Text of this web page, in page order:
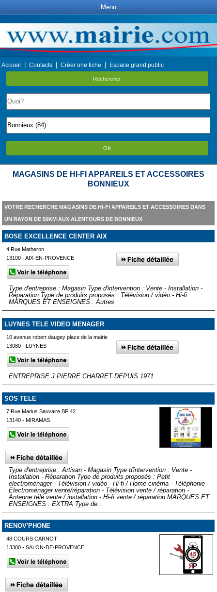
Menu
Accueil Contacts Créer une fiche Espace grand public
Rechercher
OK
MAGASINS DE HI-FI APPAREILS ET ACCESSOIRES
BONNIEUX
VOTRE RECHERCHE MAGASINS DE HI-FI APPAREILS ET ACCESSOIRES DANS
UN RAYON DE 50KM AUX ALENTOURS DE BONNIEUX
BOSE EXCELLENCE CENTER AIX
4 Rue Matheron
13100 - AIX-EN-PROVENCE
Type d'entreprise : Magasin Type d'intervention : Vente - Installation -
Réparation Type de produits proposés : Télévision / vidéo - Hi-fi
MARQUES ET ENSEIGNES : Autres
LUYNES TELE VIDEO MENAGER
10 avenue robert daugey place de la mairie
13080 - LUYNES
ENTREPRISE J PIERRE CHARRET DEPUIS 1971
SOS TELE
7 Rue Marius Sauvaire BP 42
13140 - MIRAMAS
Type d'entreprise : Artisan - Magasin Type d'intervention : Vente -
Installation - Réparation Type de produits proposés : Petit
electroménager - Télévision / vidéo - Hi-fi / Home cinéma - Téléphonie -
Electroménager vente/réparation - Télévision vente / réparation -
Antenne télé vente / installation - Hi-fi vente / réparation MARQUES ET
ENSEIGNES : EXTRA Type de...
RENOV'PHONE
48 COURS CARNOT
13300 - SALON-DE-PROVENCE